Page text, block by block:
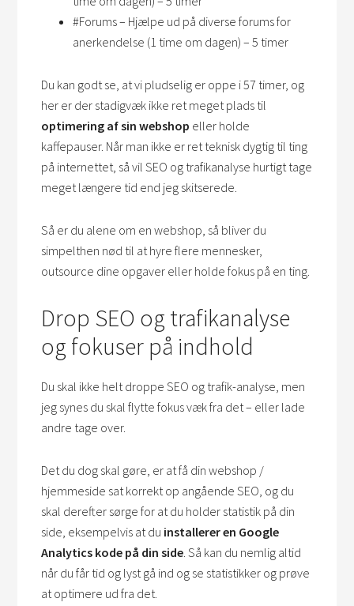
#Forums – Hjælpe ud på diverse forums for
anerkendelse (1 time om dagen) – 5 timer
Du kan godt se, at vi pludselig er oppe i 57 timer, og
her er der stadigvæk ikke ret meget plads til
optimering af sin webshop eller holde
kaffepauser. Når man ikke er ret teknisk dygtig til ting
på internettet, så vil SEO og trafikanalyse hurtigt tage
meget længere tid end jeg skitserede.
Så er du alene om en webshop, så bliver du
simpelthen nød til at hyre flere mennesker,
outsource dine opgaver eller holde fokus på en ting.
Drop SEO og trafikanalyse
og fokuser på indhold
Du skal ikke helt droppe SEO og trafik-analyse, men
jeg synes du skal flytte fokus væk fra det – eller lade
andre tage over.
Det du dog skal gøre, er at få din webshop /
hjemmeside sat korrekt op angående SEO, og du
skal derefter sørge for at du holder statistik på din
side, eksempelvis at du installerer en Google
Analytics kode på din side. Så kan du nemlig altid
når du får tid og lyst gå ind og se statistikker og prøve
at optimere ud fra det.